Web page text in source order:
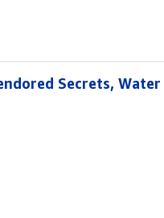
Secrets, Water